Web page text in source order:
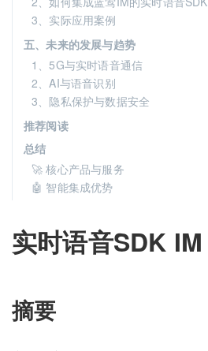
实时语音SDK IM
摘要
3、实际应用案例
五、未来的发展与趋势
1、5G与实时语音通信
2、AI与语音识别
3、隐私保护与数据安全
推荐阅读
总结
🚀 核心产品与服务
🤖 智能集成优势